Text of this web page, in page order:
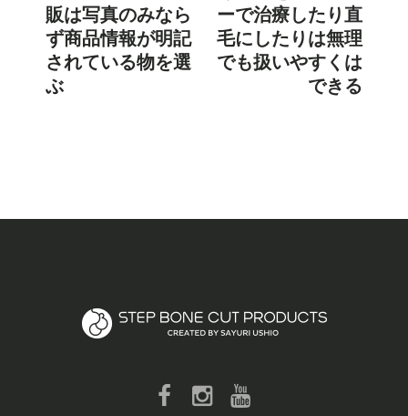
販は写真のみなら
ず商品情報が明記
されている物を選
ぶ
ーで治療したり直
毛にしたりは無理
でも扱いやすくは
できる